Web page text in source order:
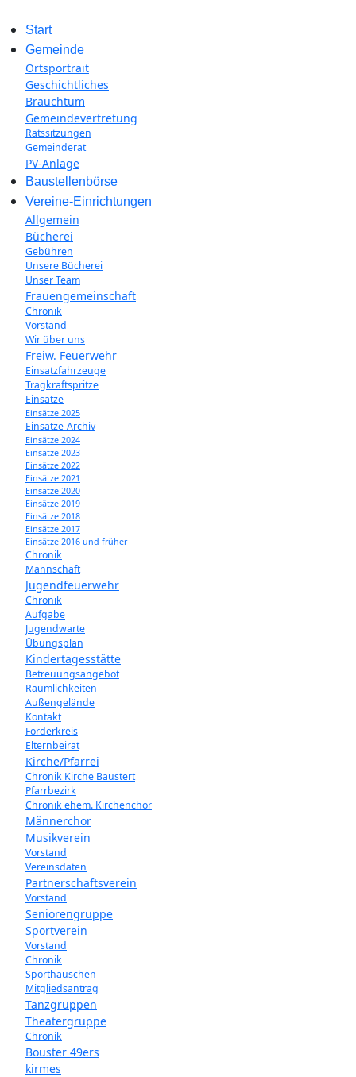
Start
Gemeinde
Ortsportrait
Geschichtliches
Brauchtum
Gemeindevertretung
Ratssitzungen
Gemeinderat
PV-Anlage
Baustellenbörse
Vereine-Einrichtungen
Allgemein
Bücherei
Gebühren
Unsere Bücherei
Unser Team
Frauengemeinschaft
Chronik
Vorstand
Wir über uns
Freiw. Feuerwehr
Einsatzfahrzeuge
Tragkraftspritze
Einsätze
Einsätze 2025
Einsätze-Archiv
Einsätze 2024
Einsätze 2023
Einsätze 2022
Einsätze 2021
Einsätze 2020
Einsätze 2019
Einsätze 2018
Einsätze 2017
Einsätze 2016 und früher
Chronik
Mannschaft
Jugendfeuerwehr
Chronik
Aufgabe
Jugendwarte
Übungsplan
Kindertagesstätte
Betreuungsangebot
Räumlichkeiten
Außengelände
Kontakt
Förderkreis
Elternbeirat
Kirche/Pfarrei
Chronik Kirche Baustert
Pfarrbezirk
Chronik ehem. Kirchenchor
Männerchor
Musikverein
Vorstand
Vereinsdaten
Partnerschaftsverein
Vorstand
Seniorengruppe
Sportverein
Vorstand
Chronik
Sporthäuschen
Mitgliedsantrag
Tanzgruppen
Theatergruppe
Chronik
Bouster 49ers
kirmes